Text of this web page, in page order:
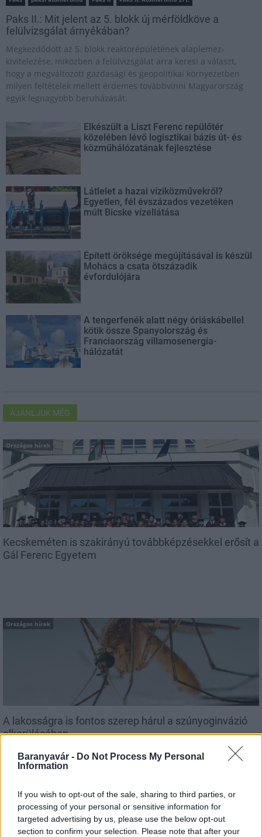
Baranyavár - Do Not Process My Personal
Information
If you wish to opt-out of the sale, sharing to third parties, or
processing of your personal or sensitive information for
targeted advertising by us, please use the below opt-out
section to confirm your selection. Please note that after your
Paks II.: Mit jelent az 5. blokk új mérföldköve a
felülvizsgálat árnyékában?
Megkezdődött az 5. blokk reaktorépületének alaplemez-
kivitelezése, miközben a felülvizsgálat arra keresi a választ,
hogy a megváltozott gazdasági és geopolitikai környezetben
milyen feltételek mellett érdemes továbbvinni Magyarország
egyik legnagyobb beruházását.
Elkészült a Liszt Ferenc repülőtér
közelében lévő logisztikai bázis út- és
közműhálózatának fejlesztése
Látlelet a hazai víziközművekről?
Egyetlen, fél évszázados vezetéken
múlt Bicske vízellátása
Épített öröksége megújításával is készül
Mohács a csata ötszázadik
évfordulójára
A tengerfenék alatt négy óriáskábellel
kötik össze Spanyolország és
Franciaország villamosenergia-
hálózatát
AJÁNLJUK MÉG
Országos hírek
Kecskeméten is szakirányú továbbképzésekkel erősít a
Gál Ferenc Egyetem
Országos hírek
A lakosságra is fontos szerep hárul a szúnyoginvázió
elkerülésében
Országos hírek